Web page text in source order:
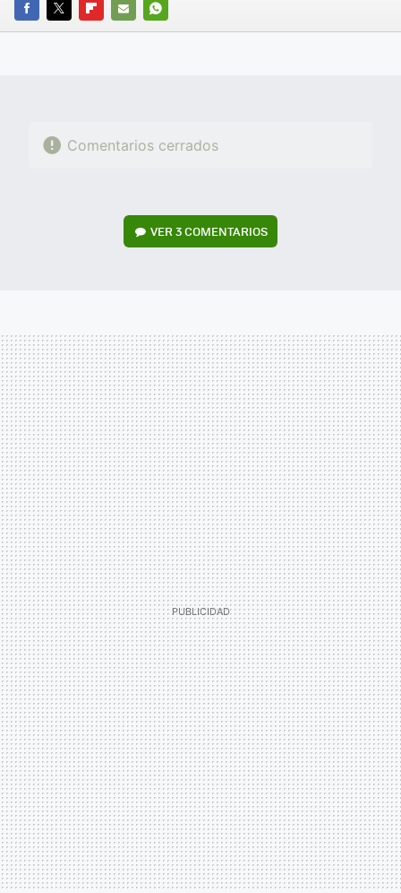
FACEBOOK
TWITTERFLIPBOARD
E-
WHATSAPP
Comentarios cerrados
VER3 COMENTARIOS